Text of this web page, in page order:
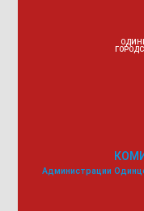
Администрации